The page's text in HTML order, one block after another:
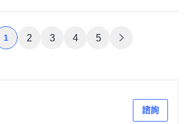
1 2 3 4 5
諮詢